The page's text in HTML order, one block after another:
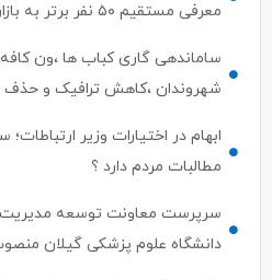
معرفی مستقیم ۵۰ نفر برتر به بازار کار
ساماندهی گاری کباب ها ،ون
شهروندان ،کاهش ترافیک و حذف
ابهام در اختیارات وزیر
مطالبات مردم دارد ؟
سرپرست معاونت توسعه مدیریت،
دانشگاه علوم پزشکی گیلان